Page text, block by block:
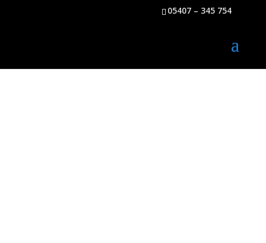
05407 – 345 754